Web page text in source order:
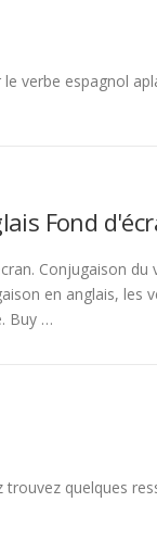
verbe espagnol
Fond
Conjugaison du
en anglais, les
Buy …
trouvez quelques